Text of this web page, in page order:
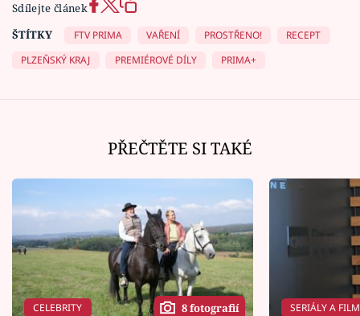
Sdílejte článek
ŠTÍTKY
FTV PRIMA VAŘENÍ PROSTŘENO!
RECEPT
PLZEŇSKÝ KRAJ
PREMIÉROVÉ DÍLY PRIMA+
PŘEČTĚTE SI TAKÉ
CELEBRITY 8 fotografií SERIÁLY A